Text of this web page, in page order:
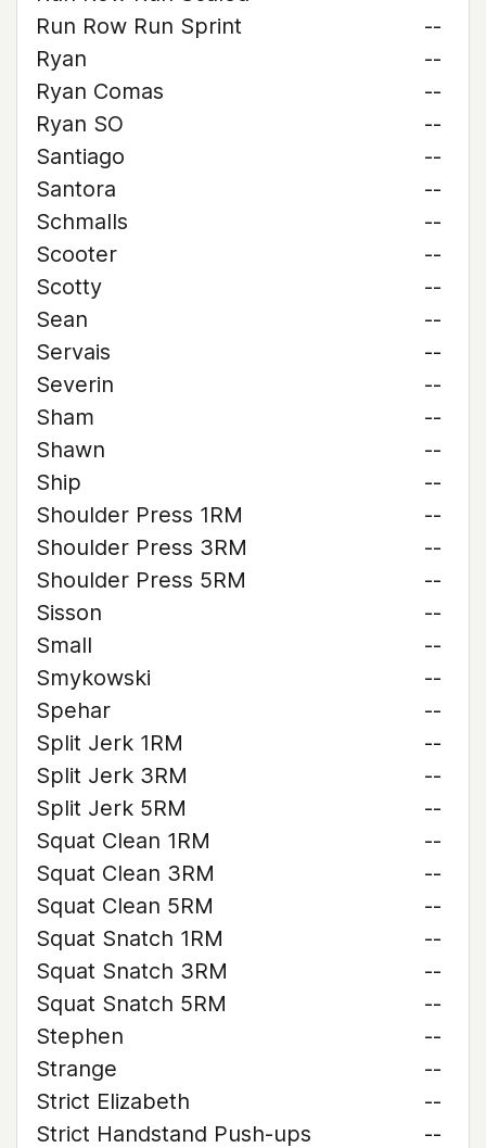
Run Row Run Sprint
--
Ryan
--
Ryan Comas
--
Ryan SO
--
Santiago
--
Santora
--
Schmalls
--
Scooter
--
Scotty
--
Sean
--
Servais
--
Severin
--
Sham
--
Shawn
--
Ship
--
Shoulder Press 1RM
--
Shoulder Press 3RM
--
Shoulder Press 5RM
--
Sisson
--
Small
--
Smykowski
--
Spehar
--
Split Jerk 1RM
--
Split Jerk 3RM
--
Split Jerk 5RM
--
Squat Clean 1RM
--
Squat Clean 3RM
--
Squat Clean 5RM
--
Squat Snatch 1RM
--
Squat Snatch 3RM
--
Squat Snatch 5RM
--
Stephen
--
Strange
--
Strict Elizabeth
--
Strict Handstand Push-ups
--